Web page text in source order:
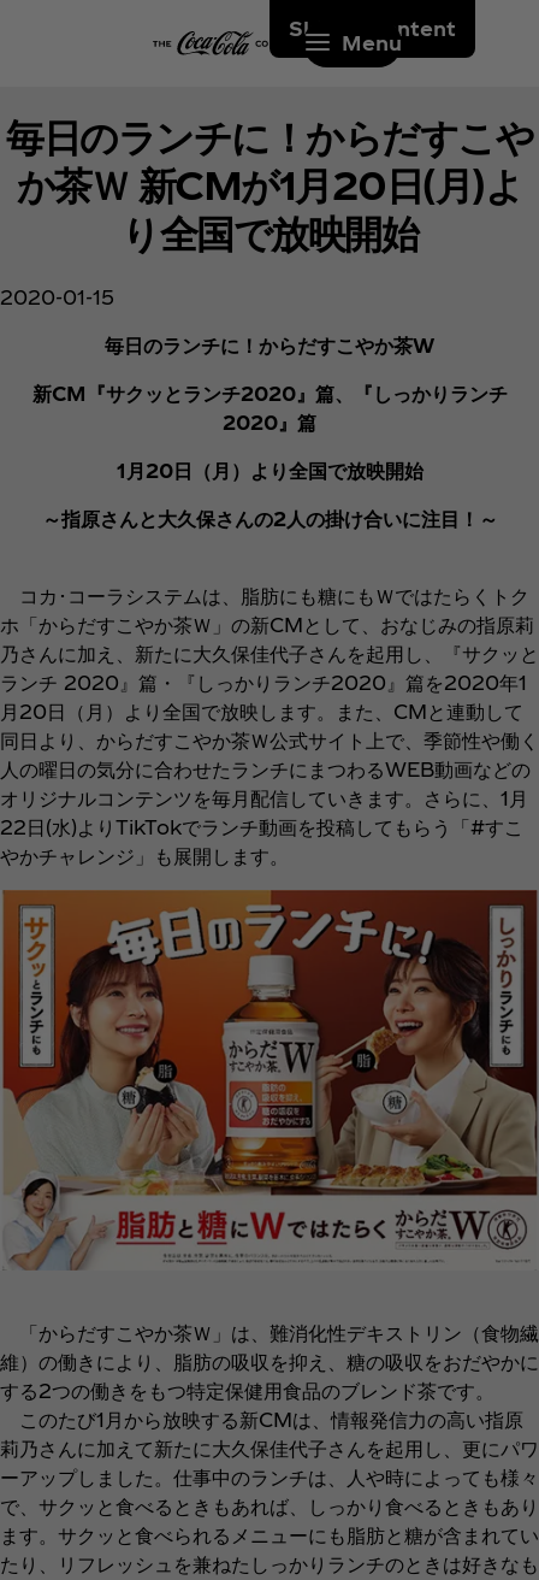
Skip to content
Menu
毎日のランチに！からだすこや
か茶Ｗ 新CMが1月20日(月)よ
り全国で放映開始
2020-01-15
毎日のランチに！からだすこやか茶W
新CM『サクッとランチ2020』篇、『しっかりランチ
2020』篇
1月20日（月）より全国で放映開始
～指原さんと大久保さんの2人の掛け合いに注目！～
コカ･コーラシステムは、脂肪にも糖にもＷではたらくトク
ホ「からだすこやか茶Ｗ」の新CMとして、おなじみの指原莉
乃さんに加え、新たに大久保佳代子さんを起用し、『サクッと
ランチ 2020』篇・『しっかりランチ2020』篇を2020年1
月20日（月）より全国で放映します。また、CMと連動して
同日より、からだすこやか茶Ｗ公式サイト上で、季節性や働く
人の曜日の気分に合わせたランチにまつわるWEB動画などの
オリジナルコンテンツを毎月配信していきます。さらに、1月
22日(水)よりTikTokでランチ動画を投稿してもらう「#すこ
やかチャレンジ」も展開します。
「からだすこやか茶Ｗ」は、難消化性デキストリン（食物繊
維）の働きにより、脂肪の吸収を抑え、糖の吸収をおだやかに
する2つの働きをもつ特定保健用食品のブレンド茶です。
このたび1月から放映する新CMは、情報発信力の高い指原
莉乃さんに加えて新たに大久保佳代子さんを起用し、更にパワ
ーアップしました。仕事中のランチは、人や時によっても様々
で、サクッと食べるときもあれば、しっかり食べるときもあり
ます。サクッと食べられるメニューにも脂肪と糖が含まれてい
たり、リフレッシュを兼ねたしっかりランチのときは好きなも